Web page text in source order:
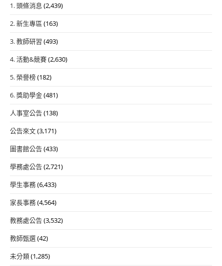
1. 頭條消息 (2,439)
2. 新生專區 (163)
3. 教師研習 (493)
4. 活動&競賽(2,630)
5. 榮譽榜(182)
6. 獎助學金(481)
人事室公告(138)
公告來文(3,171)
圖書館公告(433)
學務處公告(2,721)
學生事務(6,433)
家長事務(4,564)
教務處公告(3,532)
教師甄選(42)
未分類(1,285)